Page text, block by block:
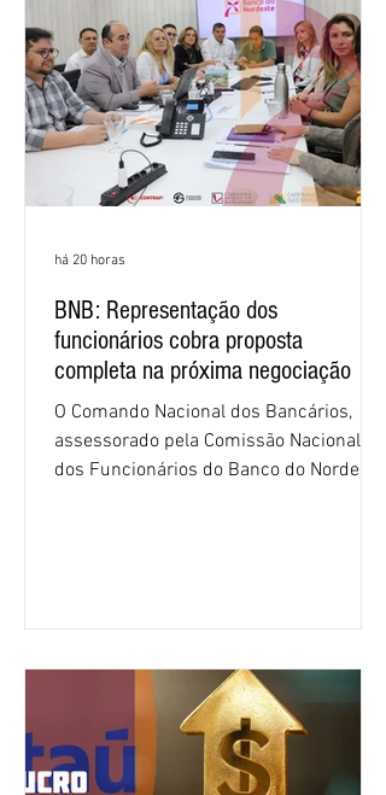
BNB: Representação dos
funcionários cobra proposta
completa na próxima negociação
O Comando Nacional dos Bancários,
assessorado pela Comissão Nacional
dos Funcionários do Banco do Nordeste
negociação encerrou a discussão das
cláusulas econômicas e sindicais da
minuta, e a representação dos
funcionários cobrou que o banco
apresente uma proposta c
há 20 horas